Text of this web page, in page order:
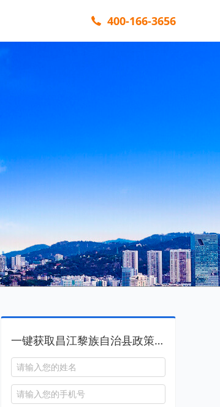
400-166-3656
一键获取昌江黎族自治县政策资料